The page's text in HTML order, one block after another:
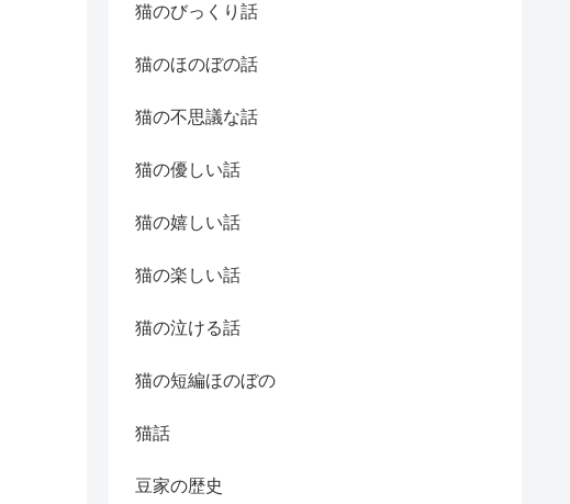
猫のびっくり話
猫のほのぼの話
猫の不思議な話
猫の優しい話
猫の嬉しい話
猫の楽しい話
猫の泣ける話
猫の短編ほのぼの
猫話
豆家の歴史